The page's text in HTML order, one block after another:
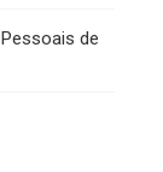
de